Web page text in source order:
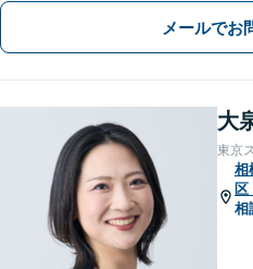
メールでお
大
東京
相
区
相